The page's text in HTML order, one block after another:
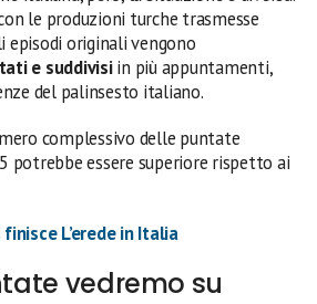
le produzioni turche trasmesse
episodi originali vengono
e suddivisiin più appuntamenti,
del palinsesto italiano.
complessivo delle puntate
potrebbe essere superiore rispetto ai
L’erede in Italia
vedremo su